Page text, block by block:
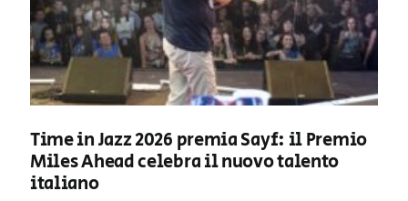
Time in Jazz 2026 premia Sayf: il Premio
Miles Ahead celebra il nuovo talento
italiano